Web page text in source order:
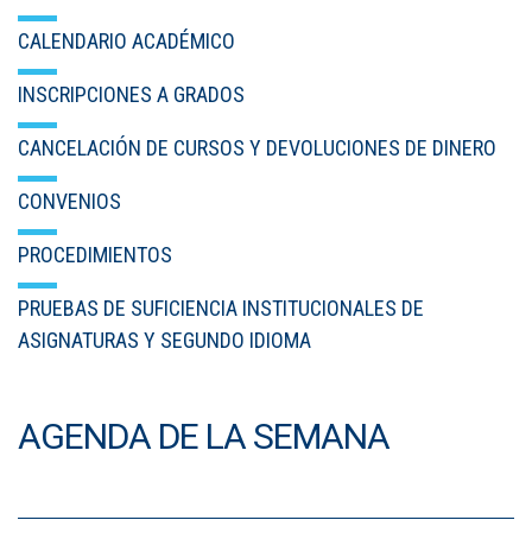
CALENDARIO ACADÉMICO
INSCRIPCIONES A GRADOS
CANCELACIÓN DE CURSOS Y DEVOLUCIONES DE DINERO
CONVENIOS
PROCEDIMIENTOS
PRUEBAS DE SUFICIENCIA INSTITUCIONALES DE
ASIGNATURAS Y SEGUNDO IDIOMA
AGENDA DE LA SEMANA